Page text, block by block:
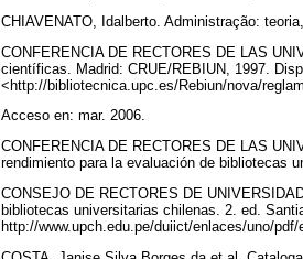
CHIAVENATO, Idalberto. Administração:
CONFERENCIA DE RECTORES DE LAS
científicas. Madrid: CRUE/REBIUN, 1997.
<http://bibliotecnica.upc.es/Rebiun/nova/
Acceso en: mar. 2006.
CONFERENCIA DE RECTORES DE LAS
rendimiento para la evaluación de bibliotecas
CONSEJO DE RECTORES DE
bibliotecas universitarias chilenas. 2. ed.
http://www.upch.edu.pe/duiict/enlaces/uno/